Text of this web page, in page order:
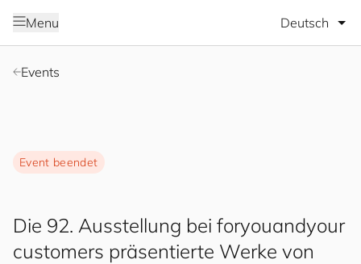
Menu Sprache
Events
Event beendet
Die 92. Ausstellung bei foryouandyour
customers präsentierte Werke von